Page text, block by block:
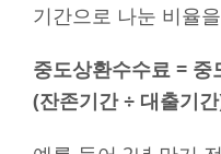
기간으로 나눈 비율
중도상환수수료 =
(잔존기간 ÷ 대출기